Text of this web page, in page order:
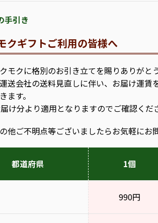
手引き
クギフトご利用の皆様へ
モクに格別のお引き立てを賜りありがと
送会社の送料見直しに伴い、お届け運
ます。
け分より適用となりますのでご確認くだ
他ご不明点等ございましたらお気軽にお
都道府県 1個
990円